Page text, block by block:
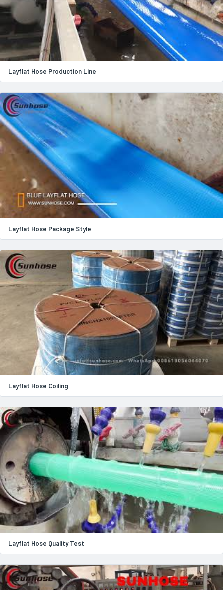
Layflat Hose Production Line
Layflat Hose Package Style
Layflat Hose Coiling
Layflat Hose Quality Test